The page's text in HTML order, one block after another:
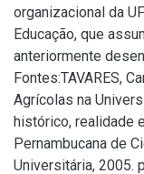
organizacional da
Educação, que
anteriormente
Fontes:TAVARES,
Agrícolas na
histórico, realidade
Pernambucana de
Universitária, 2005.